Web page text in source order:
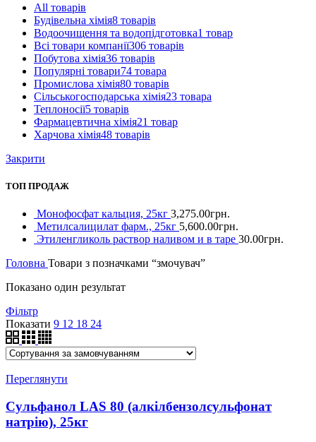
All товарів
Будівельна хімія8 товарів
Водоочищення та водопідготовка1 товар
Всі товари компанії306 товарів
Побутова хімія36 товарів
Популярні товари74 товара
Промислова хімія80 товарів
Сільськогосподарська хімія23 товара
Теплоносії5 товарів
Фармацевтична хімія21 товар
Харчова хімія48 товарів
Закрити
ТОП ПРОДАЖ
Монофосфат кальция, 25кг 3,275.00грн.
Метилсалицилат фарм., 25кг 5,600.00грн.
Этиленгликоль раствор наливом и в таре 30.00грн.
Головна Товари з позначками “змочувач”
Показано один результат
Фільтр
Показати 9 12 18 24
Переглянути
Сульфанол LAS 80 (алкілбензолсульфонат
натрію), 25кг